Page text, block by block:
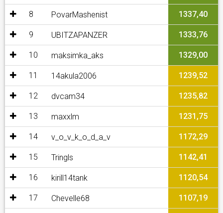
8 PovarMashenist 1337,40
9 UBITZAPANZER 1333,76
10 maksimka_aks 1329,00
11 14akula2006 1239,52
12 dvcam34 1235,82
13 maxxlm 1231,75
14 v_o_v_k_o_d_a_v 1172,29
15 Tringls 1142,41
16 kirill14tank 1120,54
17 Chevelle68 1107,19